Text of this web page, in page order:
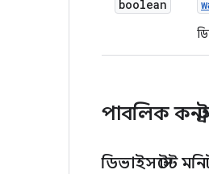
boolean
পাবলিক
ডিভাইসস্টেট